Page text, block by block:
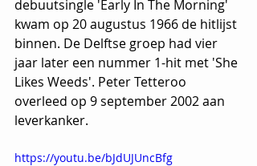
debuutsingle 'Early In The Morning'
kwam op 20 augustus 1966 de hitlijst
binnen. De Delftse groep had vier
jaar later een nummer 1-hit met 'She
Likes Weeds'. Peter Tetteroo
overleed op 9 september 2002 aan
leverkanker.
https://youtu.be/bJdUJUncBfg